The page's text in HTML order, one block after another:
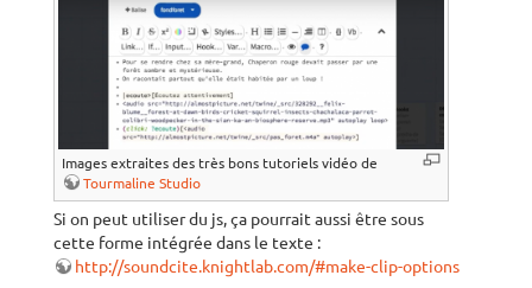
Images extraites des très bons tutoriels vidéo de
Tourmaline Studio
Si on peut utiliser du js, ça pourrait aussi être sous
cette forme intégrée dans le texte :
http://soundcite.knightlab.com/#make-clip-options